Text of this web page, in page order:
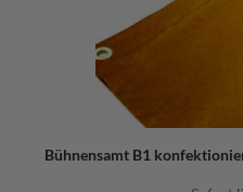
Bühnensamt B1